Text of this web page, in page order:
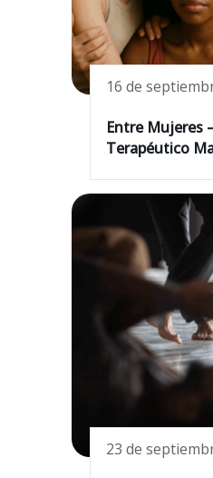
16 de
Entre Mujeres
Terapéutico
23 de